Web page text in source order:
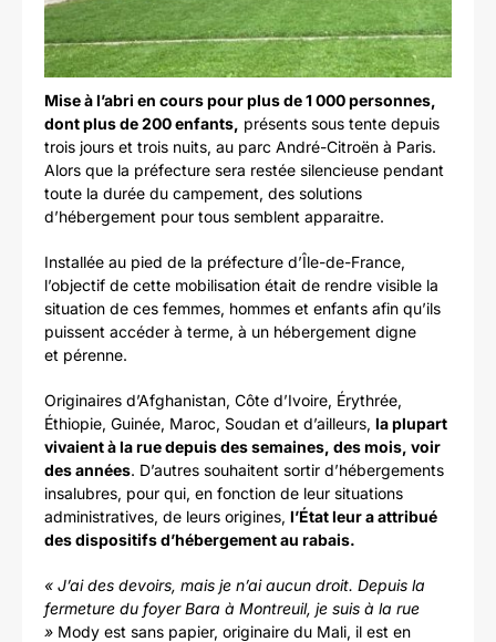
Mise à l’abri en cours pour plus de 1 000 personnes,
dont plus de 200 enfants, présents sous tente depuis
trois jours et trois nuits, au parc André-Citroën à Paris.
Alors que la préfecture sera restée silencieuse pendant
toute la durée du campement, des solutions
d’hébergement pour tous semblent apparaitre.
Installée au pied de la préfecture d’Île-de-France,
l’objectif de cette mobilisation était de rendre visible la
situation de ces femmes, hommes et enfants afin qu’ils
puissent accéder à terme, à un hébergement digne
et pérenne.
Originaires d’Afghanistan, Côte d’Ivoire, Érythrée,
Éthiopie, Guinée, Maroc, Soudan et d’ailleurs, la plupart
vivaient à la rue depuis des semaines, des mois, voir
des années. D’autres souhaitent sortir d’hébergements
insalubres, pour qui, en fonction de leur situations
administratives, de leurs origines, l’État leur a attribué
des dispositifs d’hébergement au rabais.
« J’ai des devoirs, mais je n’ai aucun droit. Depuis la
fermeture du foyer Bara à Montreuil, je suis à la rue
» Mody est sans papier, originaire du Mali, il est en